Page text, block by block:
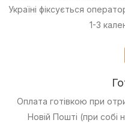
Україні фіксується
1-3
Оплата готівкою при
Новій Пошті (при собі